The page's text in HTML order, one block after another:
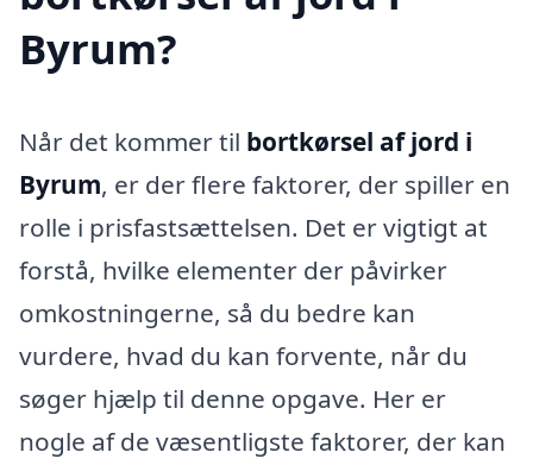
Byrum?
Når det kommer til bortkørsel af jord i
Byrum, er der flere faktorer, der spiller en
rolle i prisfastsættelsen. Det er vigtigt at
forstå, hvilke elementer der påvirker
omkostningerne, så du bedre kan
vurdere, hvad du kan forvente, når du
søger hjælp til denne opgave. Her er
nogle af de væsentligste faktorer, der kan